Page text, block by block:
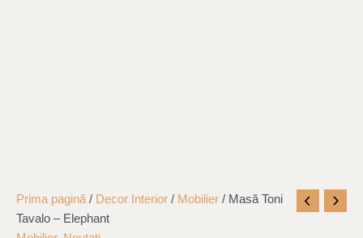
Prima pagină / Decor Interior / Mobilier / Masă Toni
Tavalo – Elephant
Cantitate
Masă